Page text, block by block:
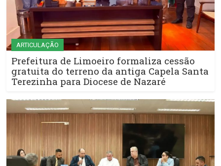
ARTICULAÇÃO
Prefeitura de Limoeiro formaliza cessão
gratuita do terreno da antiga Capela Santa
Terezinha para Diocese de Nazaré